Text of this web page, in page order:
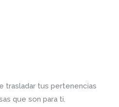
trasladar tus pertenencias
que son para ti.